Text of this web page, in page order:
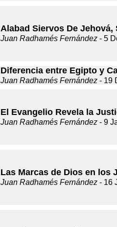
Alabad Siervos De Jehová,
Juan Radhamés Fernández - 5
Diferencia entre Egipto y
Juan Radhamés Fernández - 19
El Evangelio Revela la
Juan Radhamés Fernández - 9
Las Marcas de Dios en los
Juan Radhamés Fernández - 16